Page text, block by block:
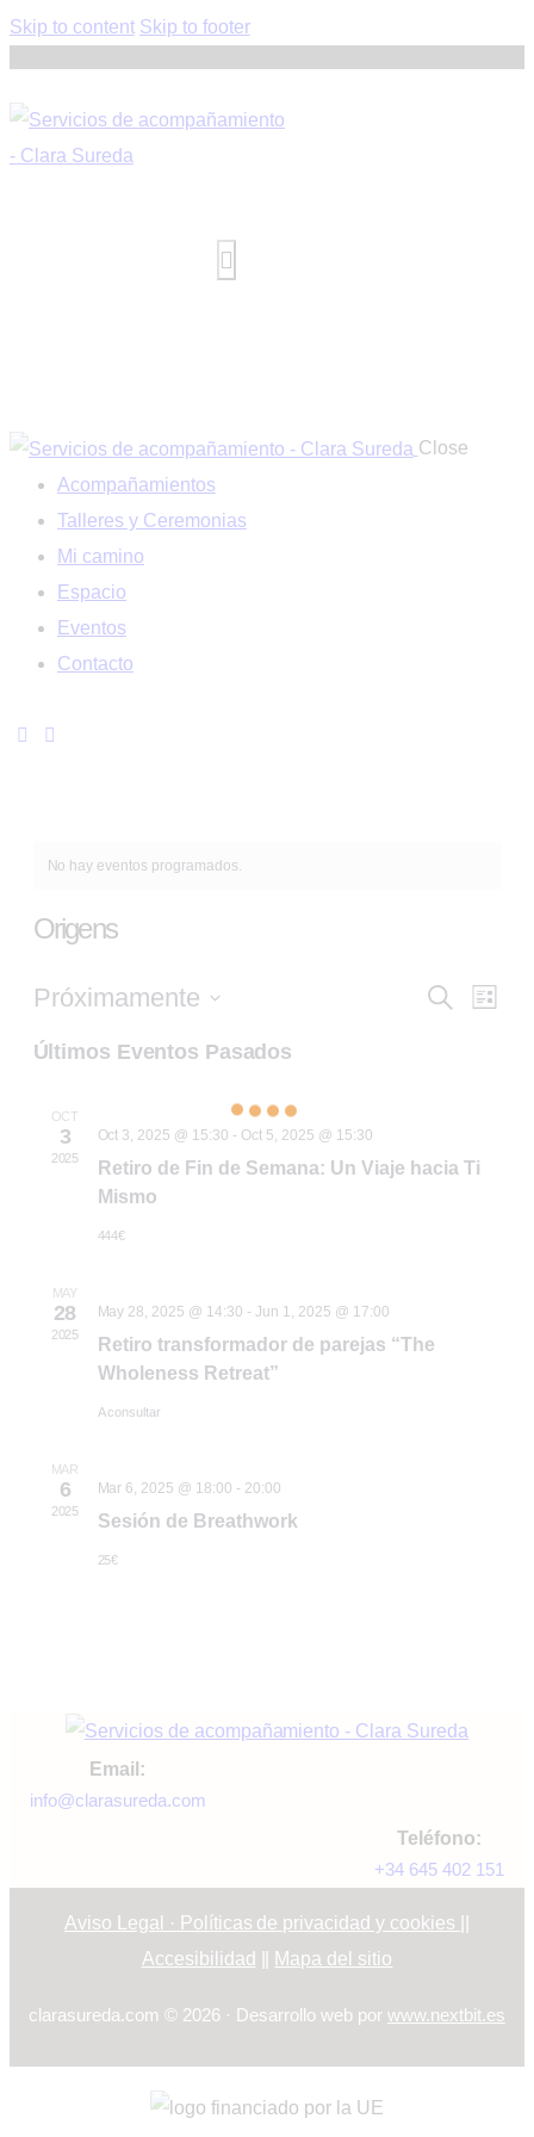
Skip to content Skip to footer
Close
Acompañamientos
Talleres y Ceremonias
Mi camino
Espacio
Eventos
Contacto
No hay eventos programados.
Origens
y
Buscar
Lista
Próximamente
Últimos Eventos Pasados
OCT
3
2025
Oct 3, 2025 @ 15:30 - Oct 5, 2025 @ 15:30
Retiro de Fin de Semana: Un Viaje hacia Ti
Mismo
444€
MAY
28
2025
May 28, 2025 @ 14:30 -Jun 1, 2025 @ 17:00
Retiro transformador de parejas “The
Wholeness Retreat”
A consultar
MAR
6
2025
Mar 6, 2025 @ 18:00 - 20:00
Sesión de Breathwork
25€
Email:
info@clarasureda.com
Teléfono:
+34 645 402 151
Aviso Legal · Políticas de privacidad y cookies
Accesibilidad
Mapa del sitio
clarasureda.com © 2026 · Desarrollo web por www.nextbit.es